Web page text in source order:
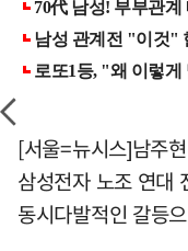
[서울=뉴시스]남주
삼성전자 노조 연대
동시다발적인 갈등